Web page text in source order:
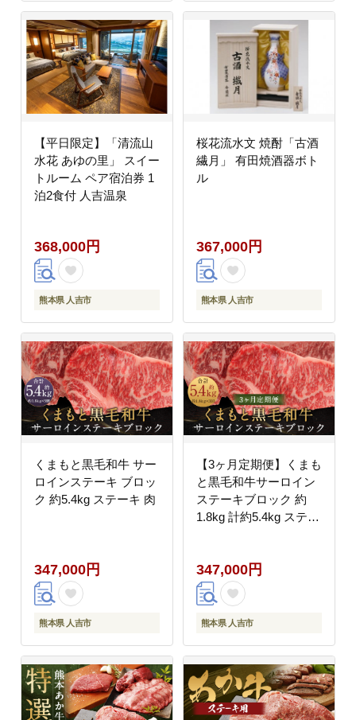
【平日限定】「清流山
水花 あゆの里」 スイー
トルーム ペア宿泊券 1
泊2食付 人吉温泉
368,000円
熊本県 人吉市
桜花流水文 焼酎「古酒
繊月」 有田焼酒器ボト
ル
367,000円
熊本県 人吉市
くまもと黒毛和牛 サー
ロインステーキ ブロッ
ク 約5.4kg ステーキ 肉
347,000円
熊本県 人吉市
【3ヶ月定期便】くまも
と黒毛和牛サーロイン
ステーキブロック 約
1.8kg 計約5.4kg ステー
347,000円
熊本県 人吉市